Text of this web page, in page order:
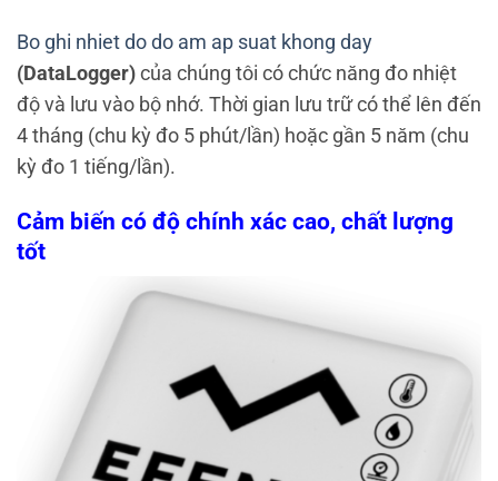
Bo ghi nhiet do do am ap suat khong day
(DataLogger) của chúng tôi có chức năng đo nhiệt
độ và lưu vào bộ nhớ. Thời gian lưu trữ có thể lên đến
4 tháng (chu kỳ đo 5 phút/lần) hoặc gần 5 năm (chu
kỳ đo 1 tiếng/lần).
Cảm biến có độ chính xác cao, chất lượng
tốt